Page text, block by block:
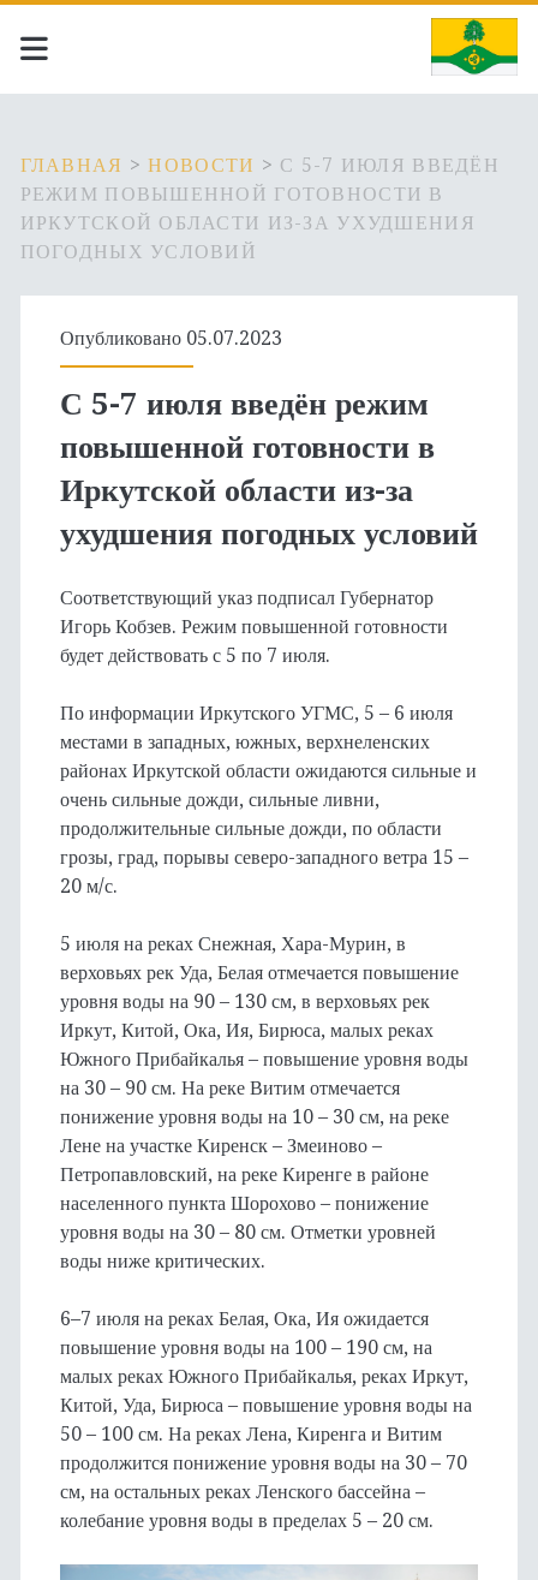
ГЛАВНАЯ >НОВОСТИ > С 5-7 ИЮЛЯ ВВЕДЁН
РЕЖИМ ПОВЫШЕННОЙ ГОТОВНОСТИ В
ИРКУТСКОЙ ОБЛАСТИ ИЗ-ЗА УХУДШЕНИЯ
ПОГОДНЫХ УСЛОВИЙ
Опубликовано 05.07.2023
С 5-7 июля введён режим
повышенной готовности в
Иркутской области из-за
ухудшения погодных условий
Соответствующий указ подписал Губернатор
Игорь Кобзев. Режим повышенной готовности
будет действовать с 5 по 7 июля.
По информации Иркутского УГМС, 5 – 6 июля
местами в западных, южных, верхнеленских
районах Иркутской области ожидаются сильные и
очень сильные дожди, сильные ливни,
продолжительные сильные дожди, по области
грозы, град, порывы северо-западного ветра 15 –
20 м/с.
5 июля на реках Снежная, Хара-Мурин, в
верховьях рек Уда, Белая отмечается повышение
уровня воды на 90 – 130 см, в верховьях рек
Иркут, Китой, Ока, Ия, Бирюса, малых реках
Южного Прибайкалья – повышение уровня воды
на 30 – 90 см. На реке Витим отмечается
понижение уровня воды на 10 – 30 см, на реке
Лене на участке Киренск – Змеиново –
Петропавловский, на реке Киренге в районе
населенного пункта Шорохово – понижение
уровня воды на 30 – 80 см. Отметки уровней
воды ниже критических.
6–7 июля на реках Белая, Ока, Ия ожидается
повышение уровня воды на 100 – 190 см, на
малых реках Южного Прибайкалья, реках Иркут,
Китой, Уда, Бирюса – повышение уровня воды на
50 – 100 см. На реках Лена, Киренга и Витим
продолжится понижение уровня воды на 30 – 70
см, на остальных реках Ленского бассейна –
колебание уровня воды в пределах 5 – 20 см.